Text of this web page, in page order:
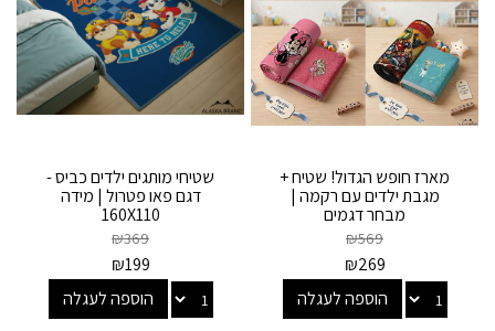
מארז חופש הגדול! שטיח +
מגבת ילדים עם רקמה |
מבחר דגמים
₪569
₪269
הוספה לעגלה
שטיחי מותגים ילדים כביס -
דגם פאו פטרול | מידה
160X110
₪369
₪199
הוספה לעגלה